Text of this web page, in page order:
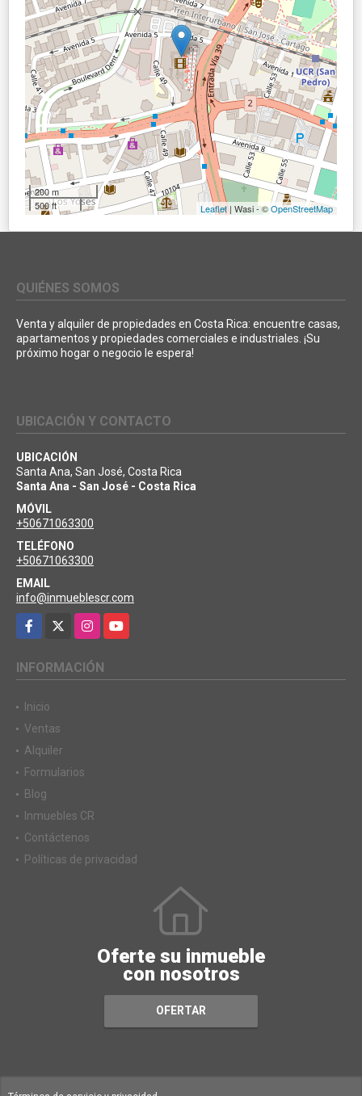
200 m
500 ft
Leaflet| Wasi - ©OpenStreetMap
QUIÉNES SOMOS
Venta y alquiler de propiedades en Costa Rica: encuentre casas,
apartamentos y propiedades comerciales e industriales. ¡Su
próximo hogar o negocio le espera!
UBICACIÓN Y CONTACTO
UBICACIÓN
Santa Ana, San José, Costa Rica
Santa Ana - San José - Costa Rica
MÓVIL
+50671063300
TELÉFONO
+50671063300
EMAIL
info@inmueblescr.com
Facebook
InstagramYouTube
INFORMACIÓN
Inicio
Ventas
Alquiler
Formularios
Blog
Inmuebles CR
Contáctenos
Políticas de privacidad
Oferte su inmueble
con nosotros
OFERTAR